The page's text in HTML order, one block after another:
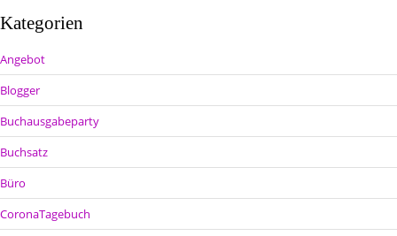
Kategorien
Angebot
Blogger
Buchausgabeparty
Buchsatz
Büro
CoronaTagebuch